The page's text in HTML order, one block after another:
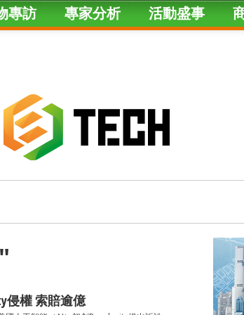
專訪 專家分析 活動盛事
侵權 索賠逾億